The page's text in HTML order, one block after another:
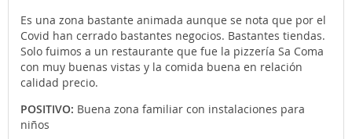
Es una zona bastante animada aunque se nota que por el
Covid han cerrado bastantes negocios. Bastantes tiendas.
Solo fuimos a un restaurante que fue la pizzería Sa Coma
con muy buenas vistas y la comida buena en relación
calidad precio.
POSITIVO: Buena zona familiar con instalaciones para
niños